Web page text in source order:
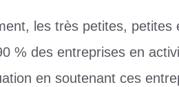
les très petites,
% des entreprises en
en soutenant ces